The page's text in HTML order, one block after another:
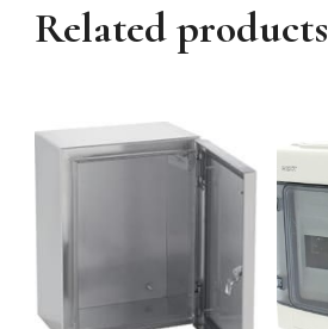
Related products